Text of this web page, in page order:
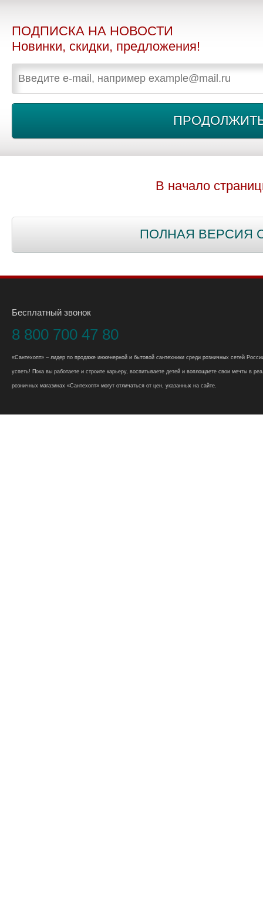
ПОДПИСКА НА НОВОСТИ
Новинки, скидки, предложения!
В начало
ПОЛНАЯ ВЕРСИЯ
Бесплатный звонок
8 800 700 47 80
«Сантехопт» – лидер по продаже инженерной и бытовой сантехники среди розничных сетей
успеть! Пока вы работаете и строите карьеру, воспитываете детей и воплощаете свои мечты в
розничных магазинах «Сантехопт» могут отличаться от цен, указанных на сайте.